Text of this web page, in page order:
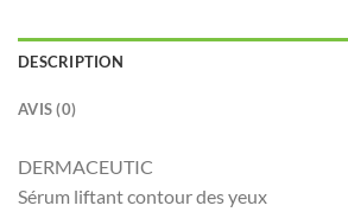
DESCRIPTION
AVIS (0)
DERMACEUTIC
Sérum liftant contour des yeux